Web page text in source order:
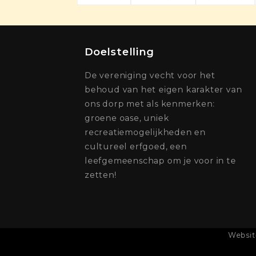
Doelstelling
De vereniging vecht voor het
behoud van het eigen karakter van
ons dorp met als kenmerken:
groene oase, uniek
recreatiemogelijkheden en
cultureel erfgoed, een
leefgemeenschap om je voor in te
zetten!